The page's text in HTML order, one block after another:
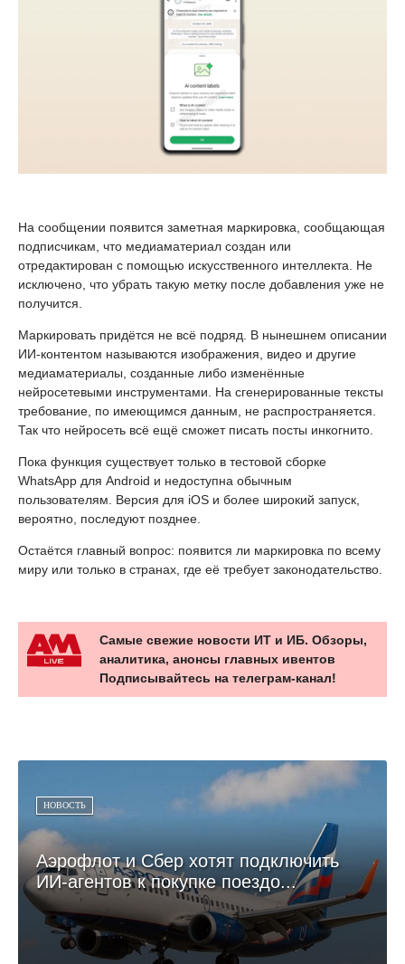
На сообщении появится заметная маркировка, сообщающая
подписчикам, что медиаматериал создан или
отредактирован с помощью искусственного интеллекта. Не
исключено, что убрать такую метку после добавления уже не
получится.
Маркировать придётся не всё подряд. В нынешнем описании
ИИ-контентом называются изображения, видео и другие
медиаматериалы, созданные либо изменённые
нейросетевыми инструментами. На сгенерированные тексты
требование, по имеющимся данным, не распространяется.
Так что нейросеть всё ещё сможет писать посты инкогнито.
Пока функция существует только в тестовой сборке
WhatsApp для Android и недоступна обычным
пользователям. Версия для iOS и более широкий запуск,
вероятно, последуют позднее.
Остаётся главный вопрос: появится ли маркировка по всему
миру или только в странах, где её требует законодательство.
Самые свежие новости ИТ и ИБ. Обзоры,
аналитика, анонсы главных ивентов
Подписывайтесь на телеграм-канал!
НОВОСТЬ
Аэрофлот и Сбер хотят подключить
ИИ-агентов к покупке поездо...